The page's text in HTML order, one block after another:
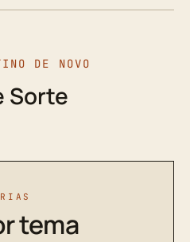
DE NOVO
Sorte
tema